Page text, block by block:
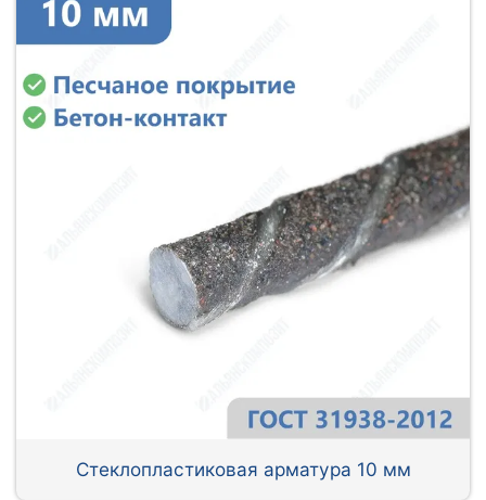
Стеклопластиковая арматура 10 мм